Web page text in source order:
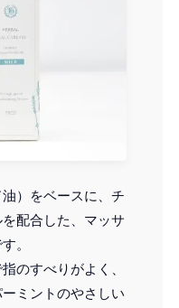
）をベースに、チ
配合した、マッサ
。
のすべりがよく、
ミントのやさしい